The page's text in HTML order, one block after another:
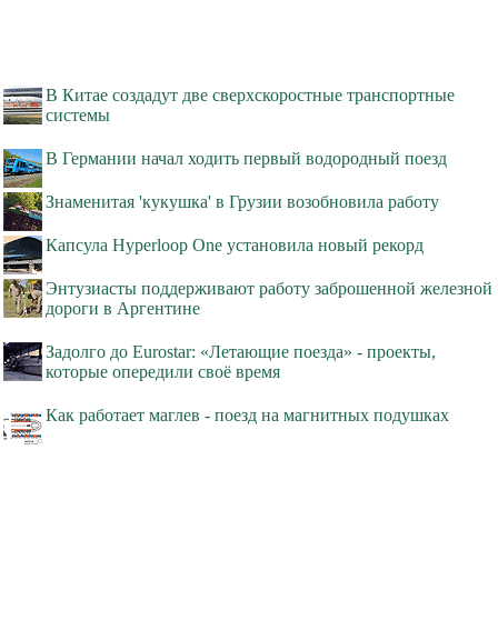
В Китае создадут две сверхскоростные транспортные
системы
В Германии начал ходить первый водородный поезд
Знаменитая 'кукушка' в Грузии возобновила работу
Капсула Hyperloop One установила новый рекорд
Энтузиасты поддерживают работу заброшенной железной
дороги в Аргентине
Задолго до Eurostar: «Летающие поезда» - проекты,
которые опередили своё время
Как работает маглев - поезд на магнитных подушках